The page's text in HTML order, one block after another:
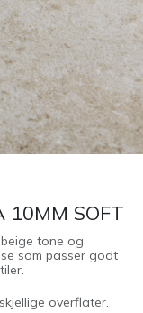
10MM SOFT
tone og
som passer godt
overflater.